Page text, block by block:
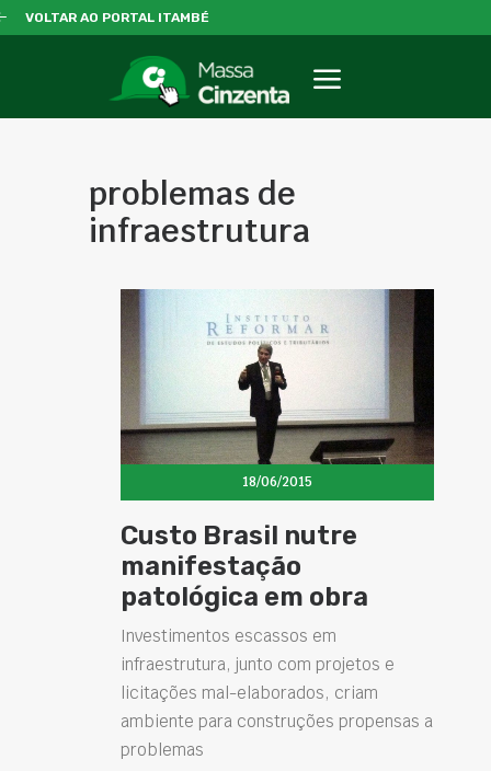
VOLTAR AO PORTAL ITAMBÉ
problemas de
infraestrutura
18/06/2015
Custo Brasil nutre
manifestação
patológica em obra
Investimentos escassos em
infraestrutura, junto com projetos e
licitações mal-elaborados, criam
ambiente para construções propensas a
problemas